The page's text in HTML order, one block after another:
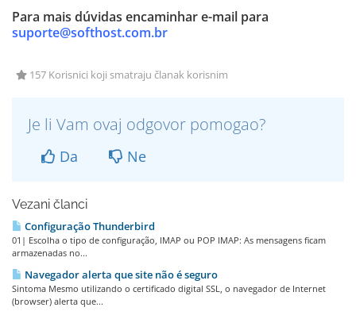
Para mais dúvidas encaminhar e-mail para
suporte@softhost.com.br
157 Korisnici koji smatraju članak korisnim
Je li Vam ovaj odgovor pomogao?
Da Ne
Vezani članci
Configuração Thunderbird
01| Escolha o tipo de configuração, IMAP ou POP IMAP: As mensagens ficam
armazenadas no...
Navegador alerta que site não é seguro
Sintoma Mesmo utilizando o certificado digital SSL, o navegador de Internet
(browser) alerta que...